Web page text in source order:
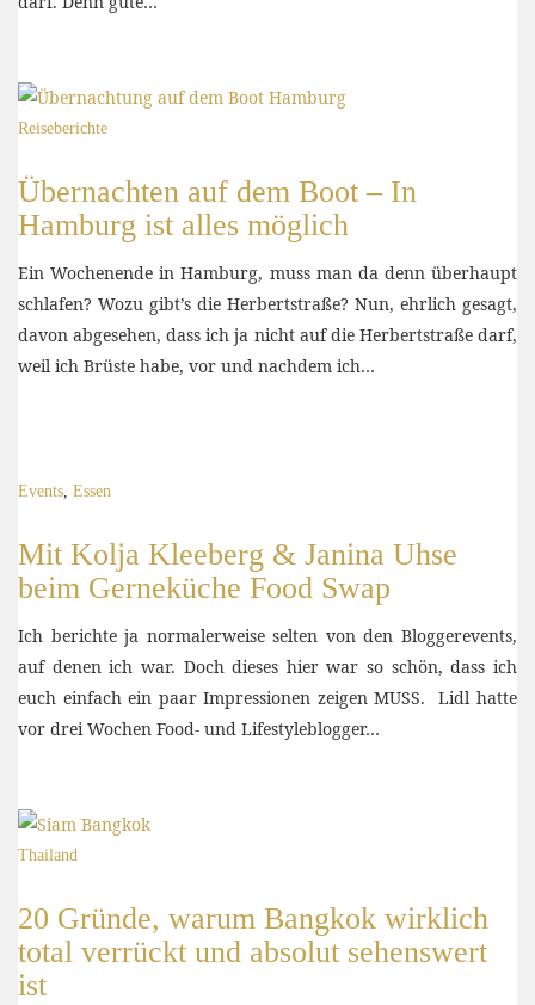
Reiseberichte
Übernachten auf dem Boot – In
Hamburg ist alles möglich
Ein Wochenende in Hamburg, muss man da denn überhaupt
schlafen? Wozu gibt’s die Herbertstraße? Nun, ehrlich gesagt,
davon abgesehen, dass ich ja nicht auf die Herbertstraße darf,
weil ich Brüste habe, vor und nachdem ich…
Events, Essen
Mit Kolja Kleeberg & Janina Uhse
beim Gerneküche Food Swap
Ich berichte ja normalerweise selten von den Bloggerevents,
auf denen ich war. Doch dieses hier war so schön, dass ich
euch einfach ein paar Impressionen zeigen MUSS. Lidl hatte
vor drei Wochen Food- und Lifestyleblogger…
Thailand
20 Gründe, warum Bangkok wirklich
total verrückt und absolut sehenswert
ist